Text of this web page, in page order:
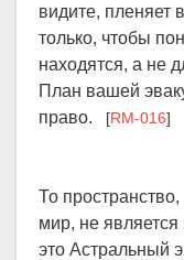
видите, пленяет
только, чтобы
находятся, а не
План вашей
право. [RM-016]
То
мир, не
это Астральный